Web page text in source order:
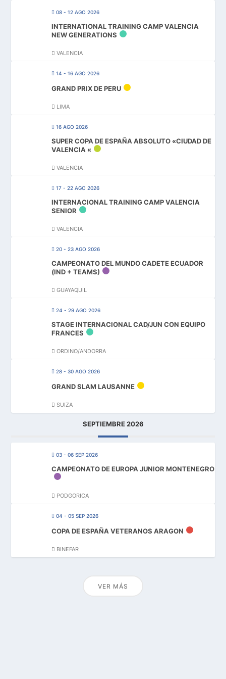
08 - 12 AGO 2026
INTERNATIONAL TRAINING CAMP VALENCIA
NEW GENERATIONS
VALENCIA
14 - 16 AGO 2026
GRAND PRIX DE PERU
LIMA
16 AGO 2026
SUPER COPA DE ESPAÑA ABSOLUTO «CIUDAD DE
VALENCIA «
VALENCIA
17 - 22 AGO 2026
INTERNACIONAL TRAINING CAMP VALENCIA
SENIOR
VALENCIA
20 - 23 AGO 2026
CAMPEONATO DEL MUNDO CADETE ECUADOR
(IND + TEAMS)
GUAYAQUIL
24 - 29 AGO 2026
STAGE INTERNACIONAL CAD/JUN CON EQUIPO
FRANCES
ORDINO/ANDORRA
28 - 30 AGO 2026
GRAND SLAM LAUSANNE
SUIZA
SEPTIEMBRE 2026
03 - 06 SEP 2026
CAMPEONATO DE EUROPA JUNIOR MONTENEGRO
PODGORICA
04 - 05 SEP 2026
COPA DE ESPAÑA VETERANOS ARAGON
BINEFAR
VER MÁS